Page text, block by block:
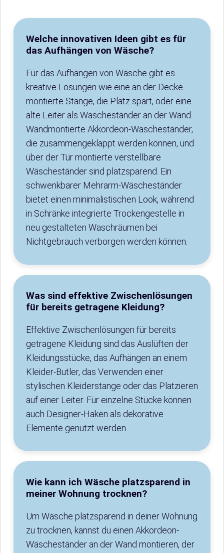
Welche innovativen Ideen gibt es für
das Aufhängen von Wäsche?
Für das Aufhängen von Wäsche gibt es
kreative Lösungen wie eine an der Decke
montierte Stange, die Platz spart, oder eine
alte Leiter als Wäscheständer an der Wand.
Wandmontierte Akkordeon-Wäscheständer,
die zusammengeklappt werden können, und
über der Tür montierte verstellbare
Wäscheständer sind platzsparend. Ein
schwenkbarer Mehrarm-Wäscheständer
bietet einen minimalistischen Look, während
in Schränke integrierte Trockengestelle in
neu gestalteten Waschräumen bei
Nichtgebrauch verborgen werden können.
Was sind effektive Zwischenlösungen
für bereits getragene Kleidung?
Effektive Zwischenlösungen für bereits
getragene Kleidung sind das Auslüften der
Kleidungsstücke, das Aufhängen an einem
Kleider-Butler, das Verwenden einer
stylischen Kleiderstange oder das Platzieren
auf einer Leiter. Für einzelne Stücke können
auch Designer-Haken als dekorative
Elemente genutzt werden.
Wie kann ich Wäsche platzsparend in
meiner Wohnung trocknen?
Um Wäsche platzsparend in deiner Wohnung
zu trocknen, kannst du einen Akkordeon-
Wäscheständer an der Wand montieren, der